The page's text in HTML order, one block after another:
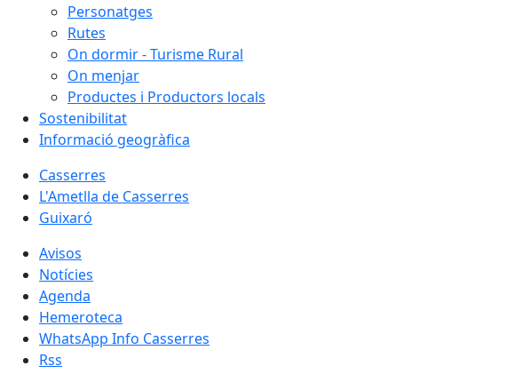
Personatges
Rutes
On dormir - Turisme Rural
On menjar
Productes i Productors locals
Sostenibilitat
Informació geogràfica
Casserres
L'Ametlla de Casserres
Guixaró
Avisos
Notícies
Agenda
Hemeroteca
WhatsApp Info Casserres
Rss